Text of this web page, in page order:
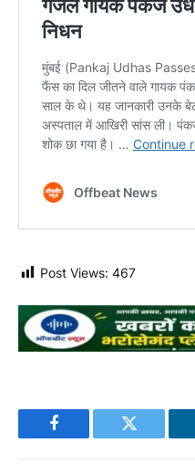
Post Views: 467
Facebook Twitter